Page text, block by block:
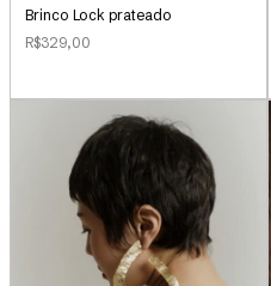
Brinco Lock prateado
R$329,00